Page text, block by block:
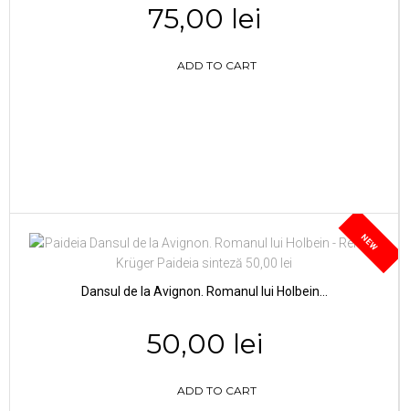
75,00 lei
ADD TO CART
NEW
Dansul de la Avignon. Romanul lui Holbein...
50,00 lei
ADD TO CART